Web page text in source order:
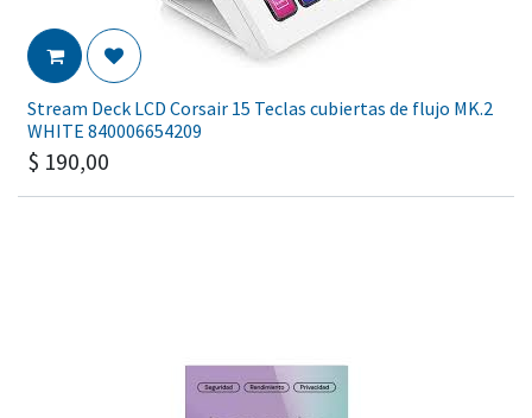
Stream Deck LCD Corsair 15 Teclas cubiertas de flujo MK.2
WHITE 840006654209
$ 190,00